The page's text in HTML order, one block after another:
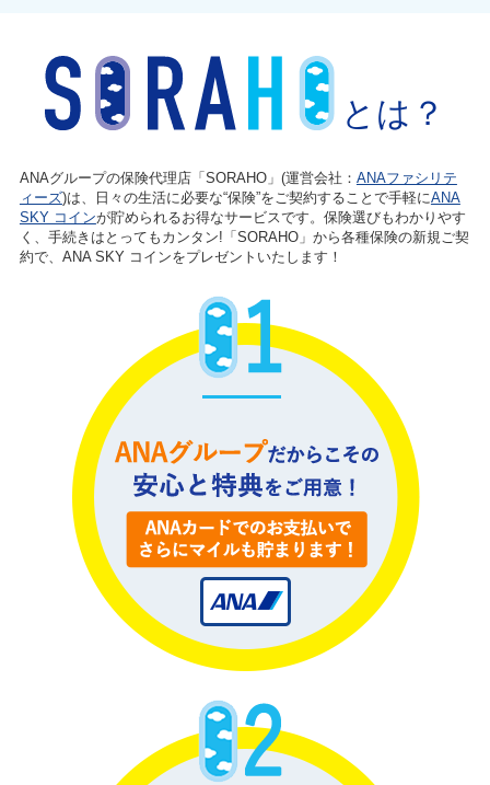
とは？
ANAグループの保険代理店「SORAHO」(運営会社： ANAファシリテ
ィーズ)は、日々の生活に必要な“保険”をご契約することで手軽にANA
SKY コインが貯められるお得なサービスです。保険選びもわかりやす
く、手続きはとってもカンタン!「SORAHO」から各種保険の新規ご契
約で、ANA SKY コインをプレゼントいたします！